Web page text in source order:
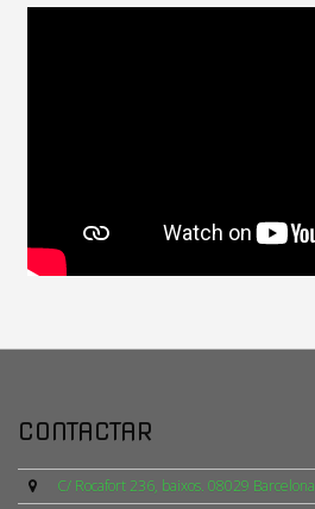
CONTACTAR
C/ Rocafort 236, baixos. 08029 Barcelona